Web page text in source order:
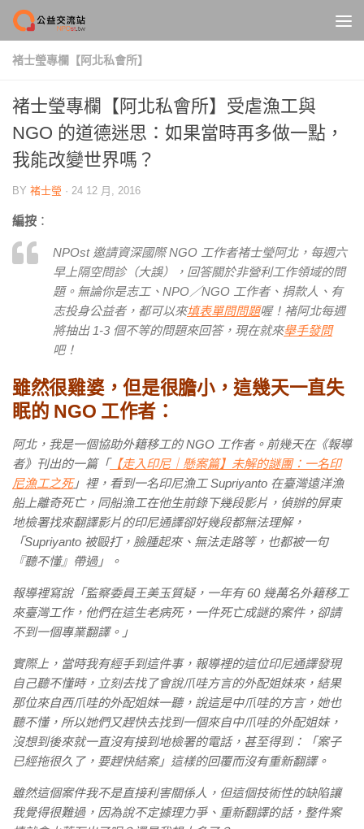
Skip to content
褚士瑩專欄【阿北私會所】
褚士瑩專欄【阿北私會所】受虐漁工與
NGO 的道德迷思：如果當時再多做一點，
我能改變世界嗎？
BY 褚士瑩 · 24 12 月, 2016
編按 ：
NPOst 邀請資深國際 NGO 工作者褚士瑩阿北，每週六
早上隔空問診（大誤），回答關於非營利工作領域的問
題。無論你是志工、NPO／NGO 工作者、捐款人、有
志投身公益者，都可以來填表單問問題喔！褚阿北每週
將抽出 1-3 個不等的問題來回答，現在就來舉手發問
吧！
雖然很雞婆，但是很膽小，這幾天一直失
眠的 NGO 工作者：
阿北，我是一個協助外籍移工的 NGO 工作者。前幾天在《報導
者》刊出的一篇「【走入印尼｜懸案篇】未解的謎團：一名印
尼漁工之死」裡，看到一名印尼漁工 Supriyanto 在臺灣遠洋漁
船上離奇死亡，同船漁工在他生前錄下幾段影片，偵辦的屏東
地檢署找來翻譯影片的印尼通譯卻好幾段都無法理解，
「Supriyanto 被毆打，臉腫起來、無法走路等，也都被一句
『聽不懂』帶過」。
報導裡寫說「監察委員王美玉質疑，一年有 60 幾萬名外籍移工
來臺灣工作，他們在這生老病死，一件死亡成謎的案件，卻請
不到一個專業翻譯。」
實際上，當時我有經手到這件事，報導裡的這位印尼通譯發現
自己聽不懂時，立刻去找了會說爪哇方言的外配姐妹來，結果
那位來自西爪哇的外配姐妹一聽，說這是中爪哇的方言，她也
聽不懂，所以她們又趕快去找到一個來自中爪哇的外配姐妹，
沒想到後來就一直沒有接到地檢署的電話，甚至得到：「案子
已經拖很久了，要趕快結案」這樣的回覆而沒有重新翻譯。
雖然這個案件我不是直接利害關係人，但這個技術性的缺陷讓
我覺得很難過，因為說不定據理力爭、重新翻譯的話，整件案